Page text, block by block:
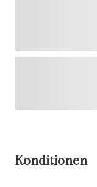
Konditionen